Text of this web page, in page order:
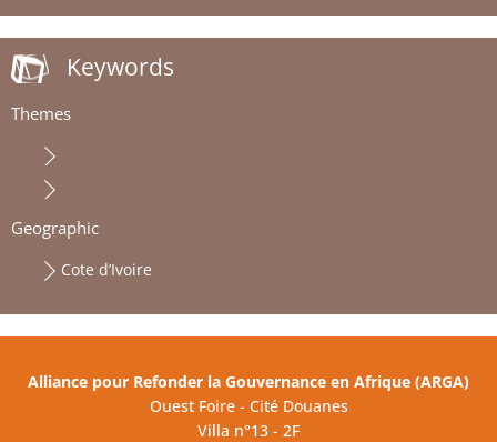
Keywords
Themes
Geographic
Cote d’Ivoire
Alliance pour Refonder la Gouvernance en Afrique (ARGA)
Ouest Foire - Cité Douanes
Villa n°13 - 2F